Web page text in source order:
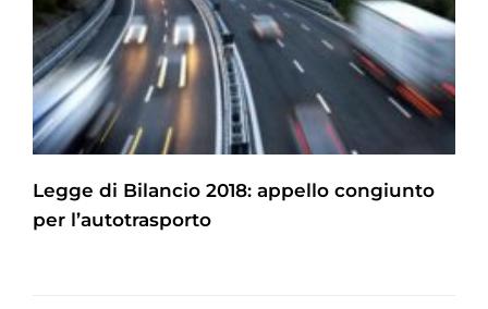
Legge di Bilancio 2018: appello congiunto
per l’autotrasporto